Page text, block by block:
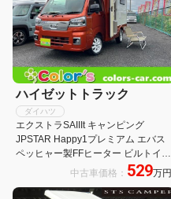
ハイゼットトラック
ダイハツ
エクストラSAIIIt キャンピング
JPSTAR Happy1プレミアム エバス
ペッヒャー製FFヒーター ビルトイン
クーラー+冷蔵庫+電動サイドオーニ
コンセント
中古車価格： 529万円